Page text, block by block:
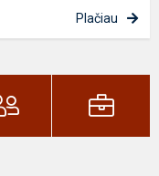
Plačiau